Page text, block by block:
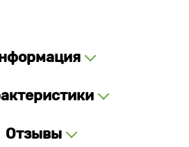
Отзывы